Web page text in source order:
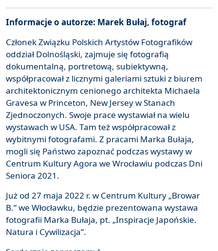
Informacje o autorze: Marek Bułaj, fotograf
Członek Związku Polskich Artystów Fotografików
oddział Dolnośląski, zajmuje się fotografią
dokumentalną, portretową, subiektywną,
współpracował z licznymi galeriami sztuki z biurem
architektonicznym cenionego architekta Michaela
Gravesa w Princeton, New Jersey w Stanach
Zjednoczonych. Swoje prace wystawiał na wielu
wystawach w USA. Tam też współpracował z
wybitnymi fotografami. Z pracami Marka Bułaja,
mogli się Państwo zapoznać podczas wystawy w
Centrum Kultury Agora we Wrocławiu podczas Dni
Seniora 2021.
Już od 27 maja 2022 r. w Centrum Kultury „Browar
B.” we Włocławku, będzie prezentowana wystawa
fotografii Marka Bułaja, pt. „Inspiracje Japońskie.
Natura i Cywilizacja”.